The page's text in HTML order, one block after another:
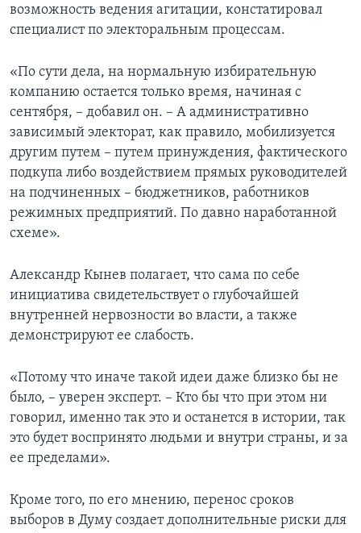
возможность ведения агитации, констатировал
специалист по электоральным процессам.
«По сути дела, на нормальную избирательную
компанию остается только время, начиная с
сентября, – добавил он. – А административно
зависимый электорат, как правило, мобилизуется
другим путем – путем принуждения, фактического
подкупа либо воздействием прямых руководителей
на подчиненных – бюджетников, работников
режимных предприятий. По давно наработанной
схеме».
Александр Кынев полагает, что сама по себе
инициатива свидетельствует о глубочайшей
внутренней нервозности во власти, а также
демонстрируют ее слабость.
«Потому что иначе такой идеи даже близко бы не
было, – уверен эксперт. – Кто бы что при этом ни
говорил, именно так это и останется в истории, так
это будет воспринято людьми и внутри страны, и за
ее пределами».
Кроме того, по его мнению, перенос сроков
выборов в Думу создает дополнительные риски для